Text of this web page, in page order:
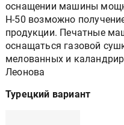
оснащении машины
Н-50 возможно
продукции. Печатные
оснащаться газовой
мелованных и
Леонова
Турецкий вариант